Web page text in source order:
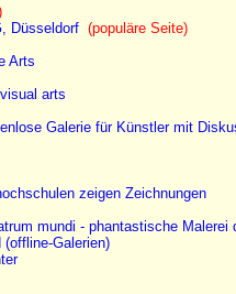
Düsseldorf (populäre Seite)
Arts
arts
Galerie für Künstler mit
zeigen Zeichnungen
mundi - phantastische Malerei
Galerien)